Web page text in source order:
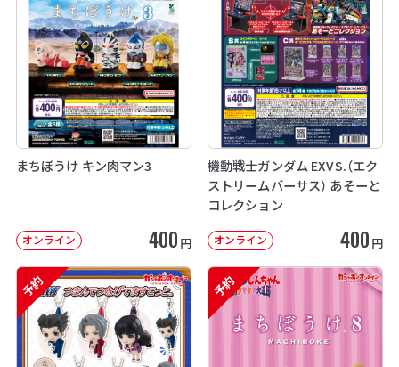
まちぼうけ キン肉マン3
オンライン 400 円
機動戦士ガンダム EXVS.（エク
ストリームバーサス） あそーと
コレクション
オンライン 400 円
予約 予約